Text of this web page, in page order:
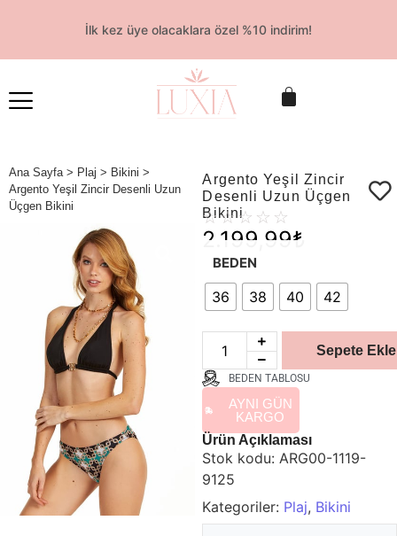
İlk kez üye olacaklara özel %10 indirim!
Ana Sayfa > Plaj > Bikini >
Argento Yeşil Zincir Desenli Uzun
Üçgen Bikini
Argento Yeşil Zincir
Desenli Uzun Üçgen
Bikini
☆ ☆☆ ☆ ☆
2.199,99₺
BEDEN
36 38 40 42
Sepete Ekle
BEDEN TABLOSU
AYNI GÜN
KARGO
Ürün Açıklaması
Stok kodu:ARG00-1119-
9125
Kategoriler: Plaj, Bikini